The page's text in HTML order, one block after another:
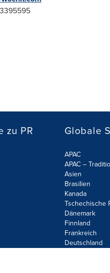
zu PR
Globale
APAC
APAC –
Asien
Brasilien
Kanada
Tschechische
Dänemark
Finnland
Frankreich
Deutschland